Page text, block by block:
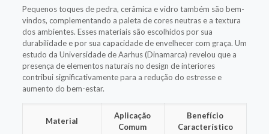
Pequenos toques de pedra, cerâmica e vidro também são bem-
vindos, complementando a paleta de cores neutras e a textura
dos ambientes. Esses materiais são escolhidos por sua
durabilidade e por sua capacidade de envelhecer com graça. Um
estudo da Universidade de Aarhus (Dinamarca) revelou que a
presença de elementos naturais no design de interiores
contribui significativamente para a redução do estresse e
aumento do bem-estar.
Material
Aplicação
Comum
Benefício
Característico